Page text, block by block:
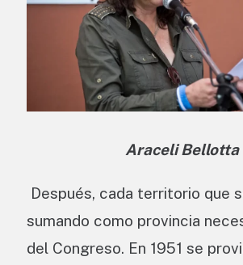
Araceli Bellotta
Después, cada territorio que
sumando como provincia
del Congreso. En 1951 se